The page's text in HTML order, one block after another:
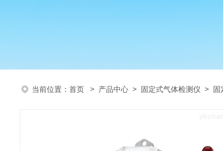
当前位置： 首页 > 产品中心 > 固定式气体检测仪 > 固